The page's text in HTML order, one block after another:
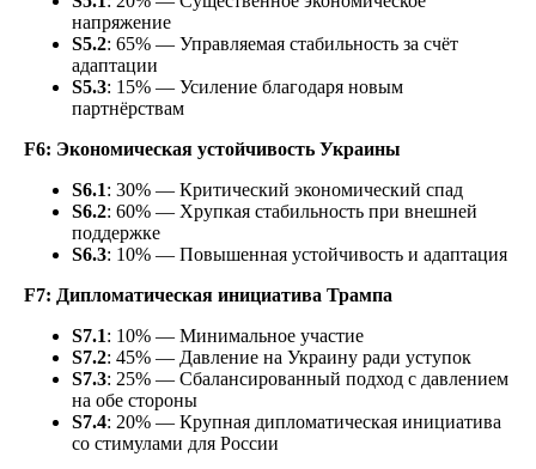
напряжение
S5.2: 65% — Управляемая стабильность за счёт
адаптации
S5.3: 15% — Усиление благодаря новым
партнёрствам
F6: Экономическая устойчивость Украины
S6.1: 30% — Критический экономический спад
S6.2: 60% — Хрупкая стабильность при внешней
поддержке
S6.3: 10% — Повышенная устойчивость и адаптация
F7: Дипломатическая инициатива Трампа
S7.1: 10% — Минимальное участие
S7.2: 45% — Давление на Украину ради уступок
S7.3: 25% — Сбалансированный подход с давлением
на обе стороны
S7.4: 20% — Крупная дипломатическая инициатива
со стимулами для России